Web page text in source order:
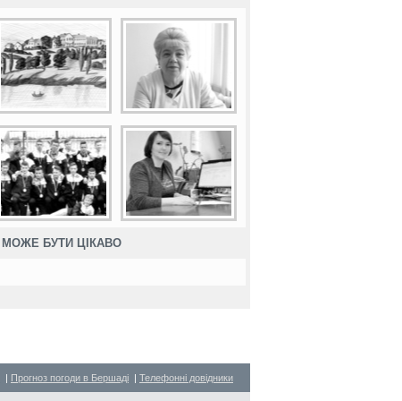
МОЖЕ БУТИ ЦІКАВО
| Прогноз погоди в Бершаді | Телефонні довідники